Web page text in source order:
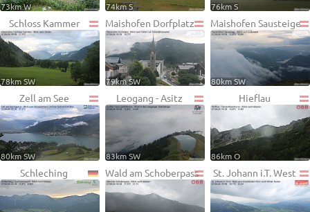
73km W 74km S 76km S
Schloss Kammer
78km SW
Maishofen Dorfplatz
79km SW
Maishofen Sausteige
80km SW
Zell am See
80km SW
Leogang - Asitz
83km SW
Hieflau
86km O
Schleching Wald am Schoberpass St. Johann i.T. West